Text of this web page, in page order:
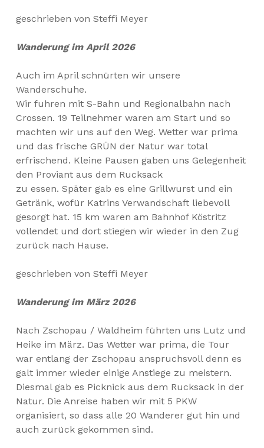
geschrieben von Steffi Meyer
Wanderung im April 2026
Auch im April schnürten wir unsere
Wanderschuhe.
Wir fuhren mit S-Bahn und Regionalbahn nach
Crossen. 19 Teilnehmer waren am Start und so
machten wir uns auf den Weg. Wetter war prima
und das frische GRÜN der Natur war total
erfrischend. Kleine Pausen gaben uns Gelegenheit
den Proviant aus dem Rucksack
zu essen. Später gab es eine Grillwurst und ein
Getränk, wofür Katrins Verwandschaft liebevoll
gesorgt hat. 15 km waren am Bahnhof Köstritz
vollendet und dort stiegen wir wieder in den Zug
zurück nach Hause.
geschrieben von Steffi Meyer
Wanderung im März 2026
Nach Zschopau / Waldheim führten uns Lutz und
Heike im März. Das Wetter war prima, die Tour
war entlang der Zschopau anspruchsvoll denn es
galt immer wieder einige Anstiege zu meistern.
Diesmal gab es Picknick aus dem Rucksack in der
Natur. Die Anreise haben wir mit 5 PKW
organisiert, so dass alle 20 Wanderer gut hin und
auch zurück gekommen sind.